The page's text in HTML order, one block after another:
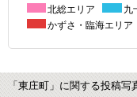
北総エリア
九
かずさ・臨海エリア
「東庄町」に関する投稿写